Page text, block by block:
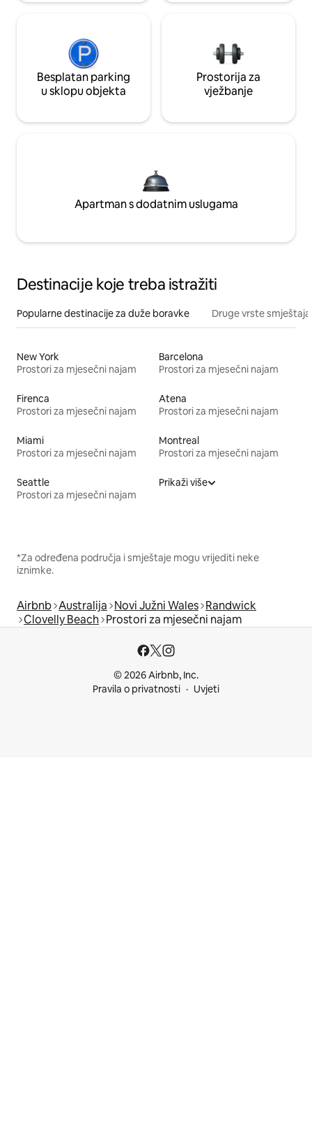
Besplatan parking
u sklopu objekta
Prostorija za
vježbanje
Apartman s dodatnim uslugama
Destinacije koje treba istražiti
Popularne destinacije za duže boravke Druge vrste smještaja
New York
Prostori za mjesečni najam
Barcelona
Prostori za mjesečni najam
Firenca
Prostori za mjesečni najam
Atena
Prostori za mjesečni najam
Miami
Prostori za mjesečni najam
Montreal
Prostori za mjesečni najam
Seattle
Prostori za mjesečni najam
Prikaži više
*Za određena područja i smještaje mogu vrijediti neke
iznimke.
Airbnb Australija Novi Južni Wales Randwick
Clovelly Beach Prostori za mjesečni najam
© 2026 Airbnb, Inc.
Pravila o privatnosti
Uvjeti